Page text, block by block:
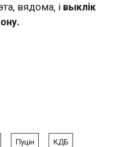
вядома, і выклік
Пуцін КДБ